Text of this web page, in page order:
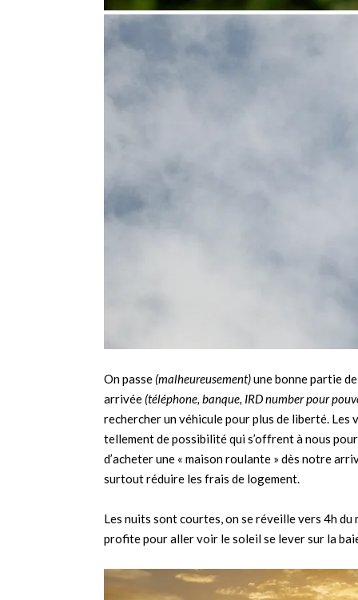
On passe (malheureusement)une bonne partie
arrivée (téléphone, banque, IRD number pour
rechercher un véhicule pour plus de liberté. Les
tellement de possibilité qui s’offrent à nous
d’acheter une « maison roulante » dès notre
surtout réduire les frais de logement.
Les nuits sont courtes, on se réveille vers 4h du
profite pour aller voir le soleil se lever sur la